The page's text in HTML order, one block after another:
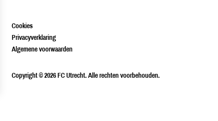
Cookies
Privacyverklaring
Algemene voorwaarden
Copyright © 2026 FC Utrecht. Alle rechten voorbehouden.
PLAYER